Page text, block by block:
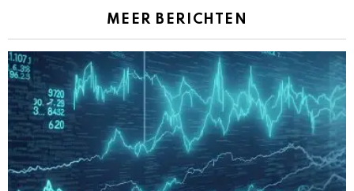
MEER BERICHTEN